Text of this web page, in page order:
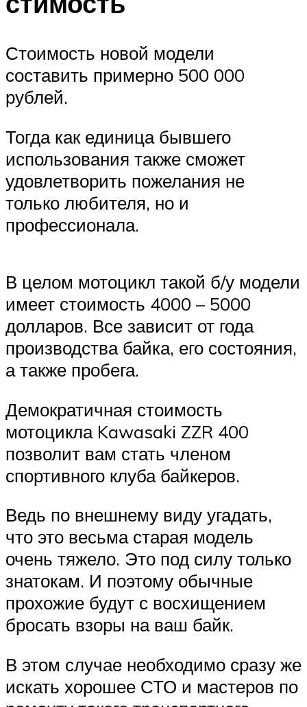
Стоимость новой модели
составить примерно 500 000
рублей.
Тогда как единица бывшего
использования также сможет
удовлетворить пожелания не
только любителя, но и
профессионала.
В целом мотоцикл такой б/у модели
имеет стоимость 4000 – 5000
долларов. Все зависит от года
производства байка, его состояния,
а также пробега.
Демократичная стоимость
мотоцикла Kawasaki ZZR 400
позволит вам стать членом
спортивного клуба байкеров.
Ведь по внешнему виду угадать,
что это весьма старая модель
очень тяжело. Это под силу только
знатокам. И поэтому обычные
прохожие будут с восхищением
бросать взоры на ваш байк.
В этом случае необходимо сразу же
искать хорошее СТО и мастеров по